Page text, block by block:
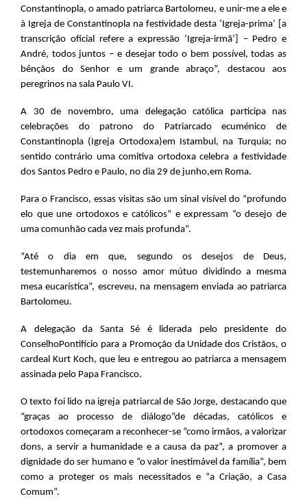
Constantinopla, o amado patriarca Bartolomeu, e unir-me a ele e
à Igreja de Constantinopla na festividade desta ‘Igreja-prima’ [a
transcrição oficial refere a expressão ‘Igreja-irmã’] – Pedro e
André, todos juntos – e desejar todo o bem possível, todas as
bênçãos do Senhor e um grande abraço”, destacou aos
peregrinos na sala Paulo VI.
A 30 de novembro, uma delegação católica participa nas
celebrações do patrono do Patriarcado ecuménico de
Constantinopla (Igreja Ortodoxa)em Istambul, na Turquia; no
sentido contrário uma comitiva ortodoxa celebra a festividade
dos Santos Pedro e Paulo, no dia 29 de junho,em Roma.
Para o Francisco, essas visitas são um sinal visível do “profundo
elo que une ortodoxos e católicos” e expressam “o desejo de
uma comunhão cada vez mais profunda”.
“Até o dia em que, segundo os desejos de Deus,
testemunharemos o nosso amor mútuo dividindo a mesma
mesa eucarística”, escreveu, na mensagem enviada ao patriarca
Bartolomeu.
A delegação da Santa Sé é liderada pelo presidente do
ConselhoPontifício para a Promoção da Unidade dos Cristãos, o
cardeal Kurt Koch, que leu e entregou ao patriarca a mensagem
assinada pelo Papa Francisco.
O texto foi lido na igreja patriarcal de São Jorge, destacando que
“graças ao processo de diálogo”de décadas, católicos e
ortodoxos começaram a reconhecer-se “como irmãos, a valorizar
dons, a servir a humanidade e a causa da paz”, a promover a
dignidade do ser humano e “o valor inestimável da família”, bem
como a proteger os mais necessitados e “a Criação, a Casa
Comum”.